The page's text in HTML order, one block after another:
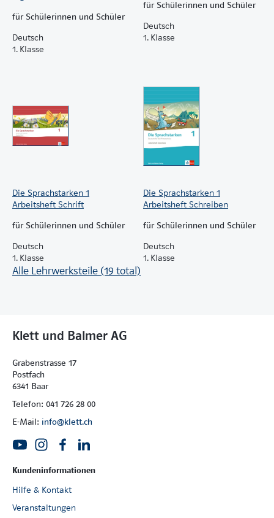
für Schülerinnen und Schüler
Deutsch
1. Klasse
für Schülerinnen und Schüler
Deutsch
1. Klasse
Die Sprachstarken 1
Arbeitsheft Schrift
für Schülerinnen und Schüler
Deutsch
1. Klasse
Die Sprachstarken 1
Arbeitsheft Schreiben
für Schülerinnen und Schüler
Deutsch
1. Klasse
Alle Lehrwerksteile (19 total)
Klett und Balmer AG
Grabenstrasse 17
Postfach
6341 Baar
Telefon: 041 726 28 00
E-Mail: info@klett.ch
Kundeninformationen
Hilfe & Kontakt
Veranstaltungen